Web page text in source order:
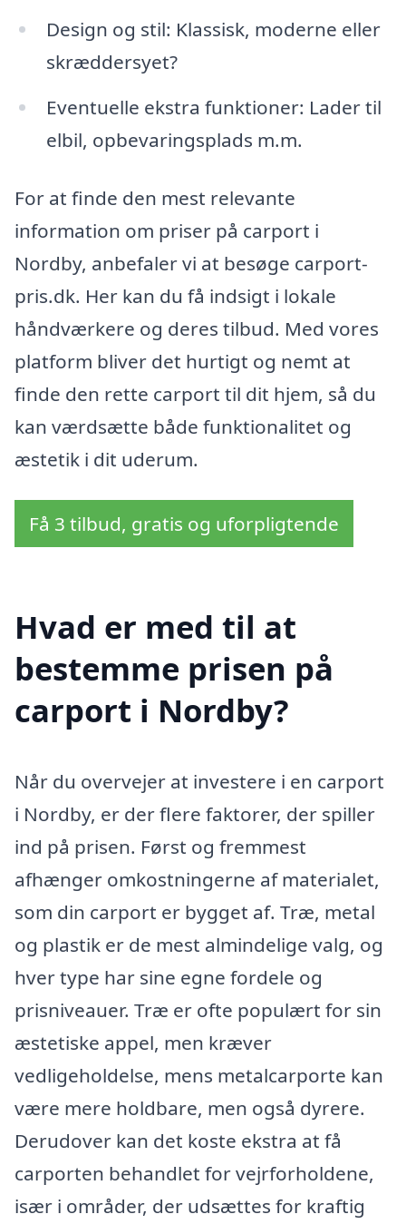
Design og stil: Klassisk, moderne eller
skræddersyet?
Eventuelle ekstra funktioner: Lader til
elbil, opbevaringsplads m.m.
For at finde den mest relevante
information om priser på carport i
Nordby, anbefaler vi at besøge carport-
pris.dk. Her kan du få indsigt i lokale
håndværkere og deres tilbud. Med vores
platform bliver det hurtigt og nemt at
finde den rette carport til dit hjem, så du
kan værdsætte både funktionalitet og
æstetik i dit uderum.
Få 3 tilbud, gratis og uforpligtende
Hvad er med til at
bestemme prisen på
carport i Nordby?
Når du overvejer at investere i en carport
i Nordby, er der flere faktorer, der spiller
ind på prisen. Først og fremmest
afhænger omkostningerne af materialet,
som din carport er bygget af. Træ, metal
og plastik er de mest almindelige valg, og
hver type har sine egne fordele og
prisniveauer. Træ er ofte populært for sin
æstetiske appel, men kræver
vedligeholdelse, mens metalcarporte kan
være mere holdbare, men også dyrere.
Derudover kan det koste ekstra at få
carporten behandlet for vejrforholdene,
især i områder, der udsættes for kraftig